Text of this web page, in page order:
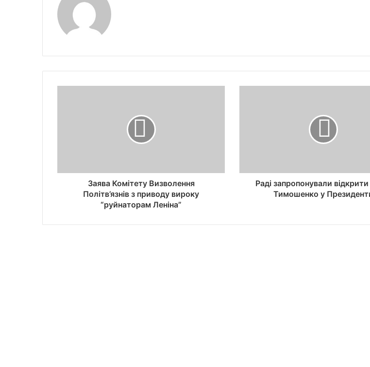
Заява Комітету Визволення
Політв’язнів з приводу вироку
“руйнаторам Леніна”
Раді запропонували
Тимошенко у